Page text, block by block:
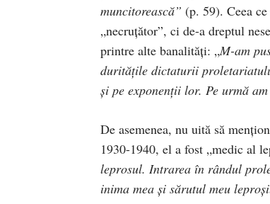
muncitorească” (p. 59). Ceea
„necruţător”, ci de-a dreptul
printre alte banalităţi: „M-am
durităţile dictaturii
şi pe exponenţii lor. Pe urmă
De asemenea, nu uită să
1930-1940, el a fost „medic al
leprosul. Intrarea în rândul
inima mea şi sărutul meu